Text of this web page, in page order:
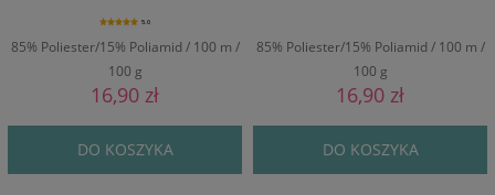
85% Poliester/15% Poliamid / 100 m /
100 g
5.0
16,90 zł
DO KOSZYKA
85% Poliester/15% Poliamid / 100 m /
100 g
16,90 zł
DO KOSZYKA